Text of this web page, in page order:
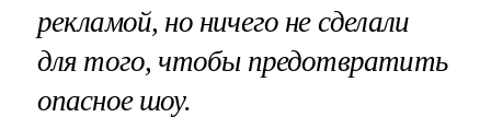
рекламой, но ничего не сделали
для того, чтобы предотвратить
опасное шоу.